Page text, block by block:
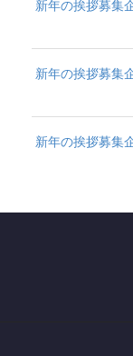
新年の挨拶募集
新年の挨拶募集
新年の挨拶募集